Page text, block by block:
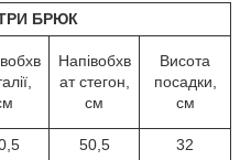
БРЮК
Напівобхв
ат стегон,
см
Висота
посадки,
см
50,5
32